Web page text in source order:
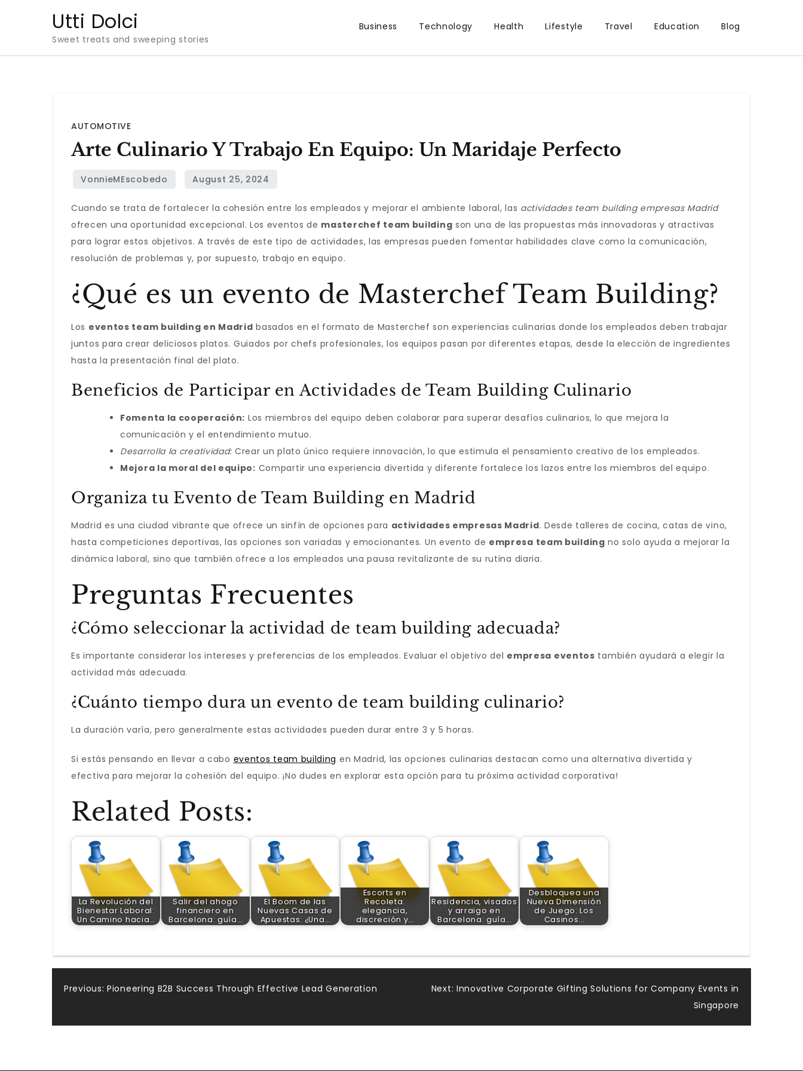
Utti Dolci
Sweet treats and sweeping stories
Business Technology Health Lifestyle Travel Education Blog
AUTOMOTIVE
Arte Culinario Y Trabajo En Equipo: Un Maridaje Perfecto
Cuando se trata de fortalecer la cohesión entre los empleados y mejorar el ambiente laboral, las actividades team building empresas Madrid
ofrecen una oportunidad excepcional. Los eventos de masterchef team building son una de las propuestas más innovadoras y atractivas
para lograr estos objetivos. A través de este tipo de actividades, las empresas pueden fomentar habilidades clave como la comunicación,
resolución de problemas y, por supuesto, trabajo en equipo.
¿Qué es un evento de Masterchef Team Building?
Los eventos team building en Madrid basados en el formato de Masterchef son experiencias culinarias donde los empleados deben trabajar
juntos para crear deliciosos platos. Guiados por chefs profesionales, los equipos pasan por diferentes etapas, desde la elección de ingredientes
hasta la presentación final del plato.
Beneficios de Participar en Actividades de Team Building Culinario
Fomenta la cooperación: Los miembros del equipo deben colaborar para superar desafíos culinarios, lo que mejora la
comunicación y el entendimiento mutuo.
Desarrolla la creatividad: Crear un plato único requiere innovación, lo que estimula el pensamiento creativo de los empleados.
Mejora la moral del equipo: Compartir una experiencia divertida y diferente fortalece los lazos entre los miembros del equipo.
Organiza tu Evento de Team Building en Madrid
Madrid es una ciudad vibrante que ofrece un sinfín de opciones para actividades empresas Madrid. Desde talleres de cocina, catas de vino,
hasta competiciones deportivas, las opciones son variadas y emocionantes. Un evento de empresa team building no solo ayuda a mejorar la
dinámica laboral, sino que también ofrece a los empleados una pausa revitalizante de su rutina diaria.
Preguntas Frecuentes
¿Cómo seleccionar la actividad de team building adecuada?
Es importante considerar los intereses y preferencias de los empleados. Evaluar el objetivo del empresa eventos también ayudará a elegir la
actividad más adecuada.
¿Cuánto tiempo dura un evento de team building culinario?
La duración varía, pero generalmente estas actividades pueden durar entre 3 y 5 horas.
Si estás pensando en llevar a cabo eventos team building en Madrid, las opciones culinarias destacan como una alternativa divertida y
efectiva para mejorar la cohesión del equipo. ¡No dudes en explorar esta opción para tu próxima actividad corporativa!
Related Posts:
La Revolución del
Bienestar Laboral:
Un Camino hacia…
Salir del ahogo
financiero en
Barcelona: guía…
El Boom de las
Nuevas Casas de
Apuestas: ¿Una…
Escorts en
Recoleta:
elegancia,
discreción y…
Residencia, visados
y arraigo en
Barcelona: guía…
Desbloquea una
Nueva Dimensión
de Juego: Los
Casinos…
Post
navigation
Previous: Pioneering B2B Success Through Effective Lead Generation Next: Innovative Corporate Gifting Solutions for Company Events in
Singapore